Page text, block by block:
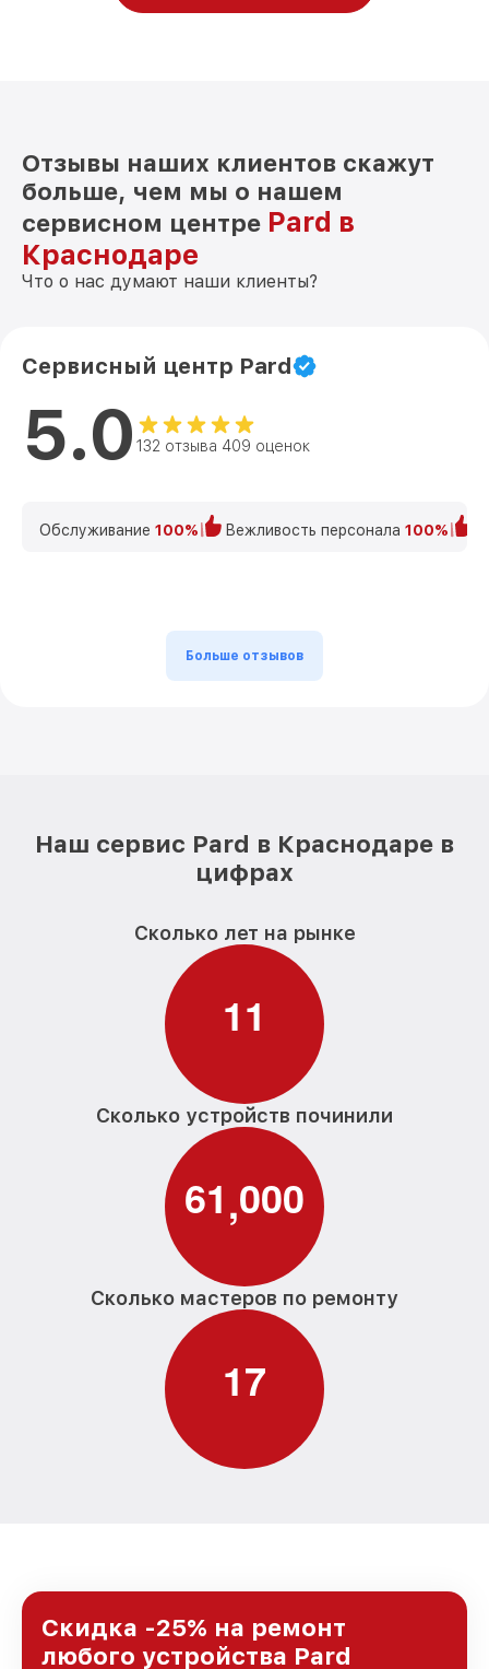
Отзывы наших клиентов скажут
больше, чем мы о нашем
сервисном центре Pard в
Краснодаре
Что о нас думают наши клиенты?
Сервисный центр Pard
5.0 132 отзыва 409 оценок
Обслуживание 100% Вежливость персонала 100%
Больше отзывов
Наш сервис Pard в Краснодаре в
цифрах
Сколько лет на рынке
11
Сколько устройств починили
61,000
Сколько мастеров по ремонту
17
Скидка -25% на ремонт
любого устройства Pard